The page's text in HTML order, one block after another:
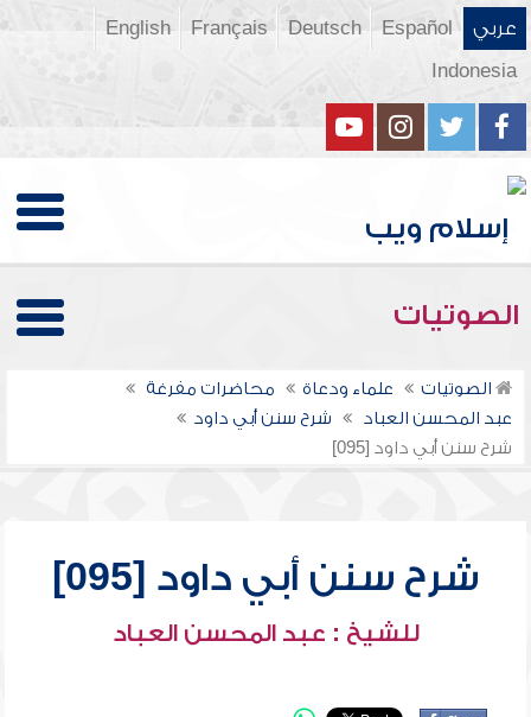
عربي Español
Deutsch
Français
English
Indonesia
الصوتيات
الصوتيات علماء ودعاة
محاضرات مفرغة
عبد المحسن العباد
شرح سنن أبي داود
شرح سنن أبي داود [095]
شرح سنن أبي داود [095]
للشيخ : عبد المحسن العباد